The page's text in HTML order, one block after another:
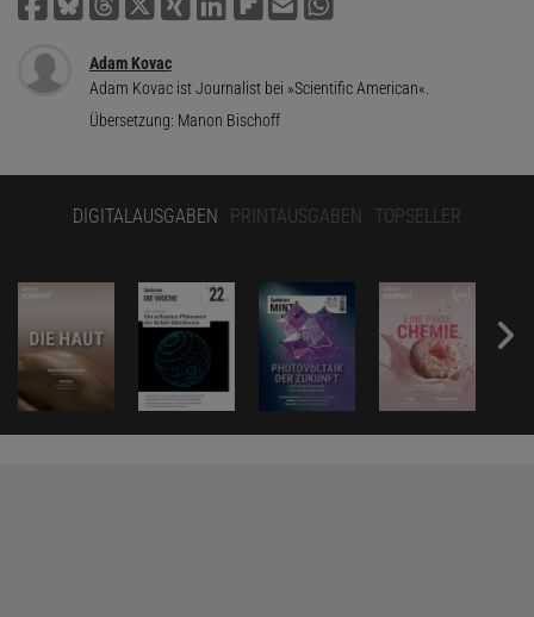
Adam Kovac
Adam Kovac ist Journalist bei »Scientific American«.
Übersetzung: Manon Bischoff
DIGITALAUSGABEN PRINTAUSGABEN TOPSELLER